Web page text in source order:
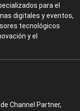
para el
digitales y eventos,
tecnológicos
y el
Channel Partner,